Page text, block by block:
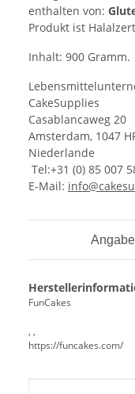
enthalten von:
Produkt ist
Inhalt: 900 Gramm.
CakeSupplies
Casablancaweg 20
Amsterdam, 1047
Niederlande
Tel:+31 (0) 85 007
E-Mail:
FunCakes
, ,
https://funcakes.com/